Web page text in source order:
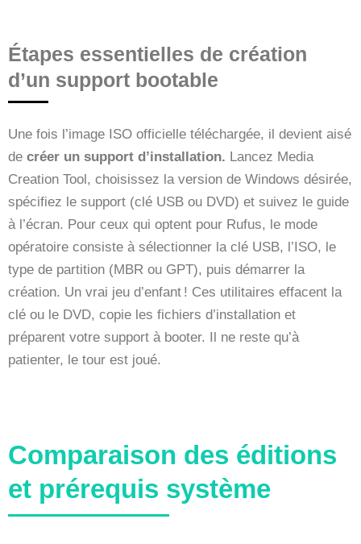
Étapes essentielles de création
d’un support bootable
Une fois l’image ISO officielle téléchargée, il devient aisé
de créer un support d’installation. Lancez Media
Creation Tool, choisissez la version de Windows désirée,
spécifiez le support (clé USB ou DVD) et suivez le guide
à l’écran. Pour ceux qui optent pour Rufus, le mode
opératoire consiste à sélectionner la clé USB, l’ISO, le
type de partition (MBR ou GPT), puis démarrer la
création. Un vrai jeu d’enfant ! Ces utilitaires effacent la
clé ou le DVD, copie les fichiers d’installation et
préparent votre support à booter. Il ne reste qu’à
patienter, le tour est joué.
Comparaison des éditions
et prérequis système